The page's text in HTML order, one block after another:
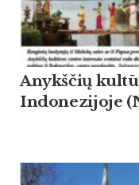
Anykščių
Indonezijoje